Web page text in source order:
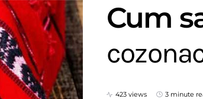
Cum
423 views 3 minute